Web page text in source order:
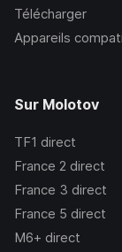
Télécharger
Appareils
Sur Molotov
TF1 direct
France 2 direct
France 3 direct
France 5 direct
M6+ direct